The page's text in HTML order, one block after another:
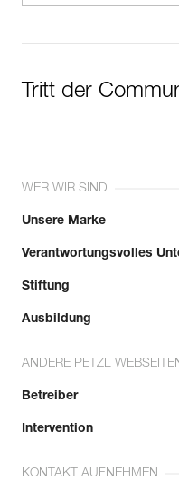
Tritt der
WER WIR SIND
Unsere Marke
Verantwortungsvolles
Stiftung
Ausbildung
ANDERE PETZL
Betreiber
Intervention
KONTAKT AUFNEHMEN